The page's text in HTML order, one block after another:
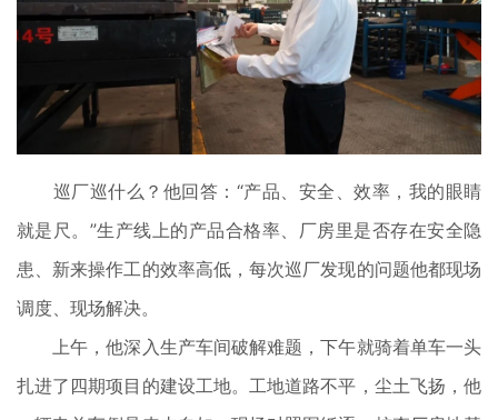
巡厂巡什么？他回答：“产品、安全、效率，我的眼睛
就是尺。”生产线上的产品合格率、厂房里是否存在安全隐
患、新来操作工的效率高低，每次巡厂发现的问题他都现场
调度、现场解决。
上午，他深入生产车间破解难题，下午就骑着单车一头
扎进了四期项目的建设工地。工地道路不平，尘土飞扬，他